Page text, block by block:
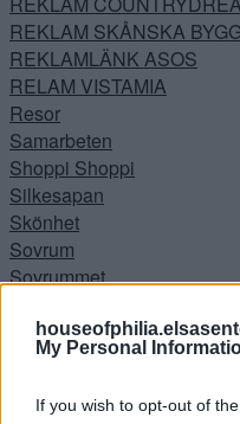
My Personal
If you wish to opt-out of
REKLAM SKÅNSKA
REKLAMLÄNK ASOS
RELAM VISTAMIA
Resor
Samarbeten
Shoppi Shoppi
Silkesapan
Skönhet
Sovrum
Sovrummet
Sponsrat plagg
Stora hallen
Trädgården